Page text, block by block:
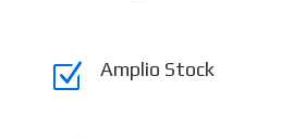
Z Amplio Stock